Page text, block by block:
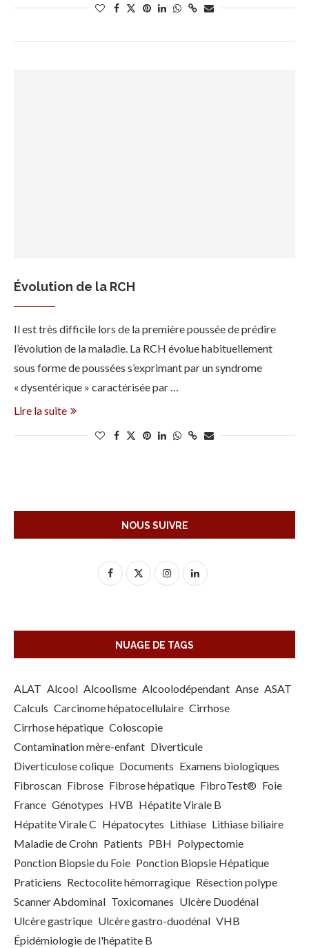
Évolution de la RCH
Il est très difficile lors de la première poussée de prédire
l’évolution de la maladie. La RCH évolue habituellement
sous forme de poussées s’exprimant par un syndrome
« dysentérique » caractérisée par …
Lire la suite
NOUS SUIVRE
NUAGE DE TAGS
ALAT Alcool Alcoolisme Alcoolodépendant Anse ASAT
Calculs Carcinome hépatocellulaire Cirrhose
Cirrhose hépatique Coloscopie
Contamination mère-enfant Diverticule
Diverticulose colique Documents Examens biologiques
Fibroscan Fibrose Fibrose hépatique FibroTest® Foie
France Génotypes HVB Hépatite Virale B
Hépatite Virale C Hépatocytes Lithiase Lithiase biliaire
Maladie de Crohn Patients PBH Polypectomie
Ponction Biopsie du Foie Ponction Biopsie Hépatique
Praticiens Rectocolite hémorragique Résection polype
Scanner Abdominal Toxicomanes Ulcère Duodénal
Ulcère gastrique Ulcère gastro-duodénal VHB
Épidémiologie de l'hépatite B